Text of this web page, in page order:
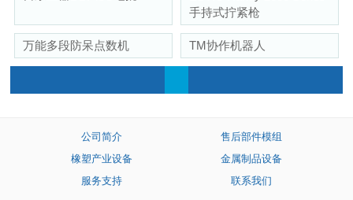
手持式拧紧枪
万能多段防呆点数机 TM协作机器人
公司简介
售后部件模组
橡塑产业设备
金属制品设备
服务支持
联系我们